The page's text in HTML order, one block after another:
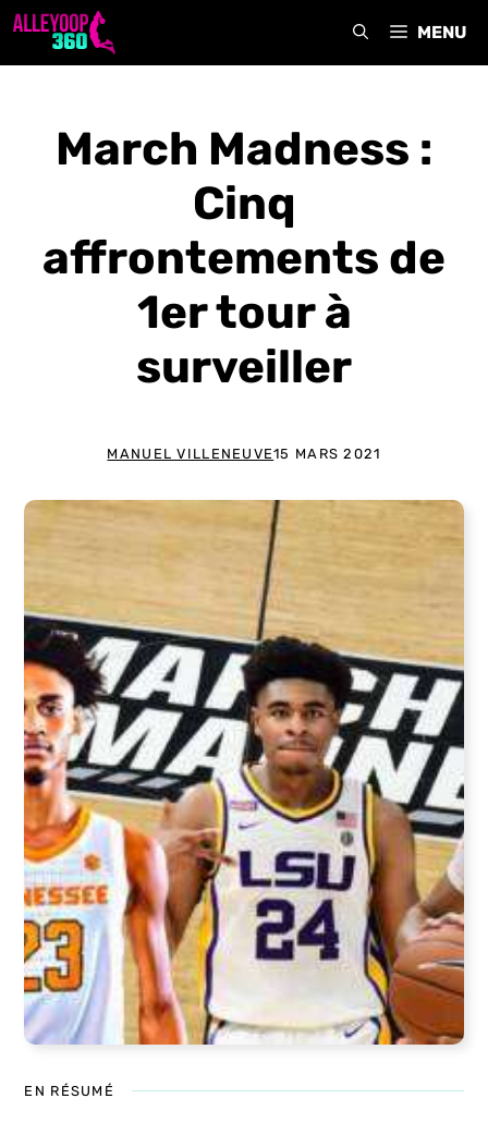
Aller
MENU
March Madness :
Cinq
affrontements de
1er tour à
surveiller
MANUEL VILLENEUVE15 MARS 2021
EN RÉSUMÉ